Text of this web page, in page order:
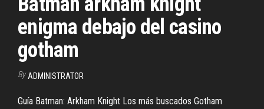
enigma debajo del casino
gotham
By ADMINISTRATOR
Guía Batman: Arkham Knight Los más buscados Gotham